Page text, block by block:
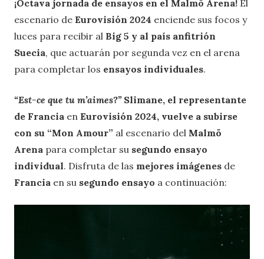
¡Octava jornada de ensayos en el Malmö Arena! El
escenario de Eurovisión 2024 enciende sus focos y
luces para recibir al Big 5 y al país anfitrión
Suecia, que actuarán por segunda vez en el arena
para completar los ensayos individuales.
“Est-ce que tu m’aimes?” Slimane, el representante
de Francia en Eurovisión 2024, vuelve a subirse
con su “Mon Amour” al escenario del Malmö
Arena para completar su segundo ensayo
individual. Disfruta de las mejores imágenes de
Francia en su segundo ensayo a continuación: